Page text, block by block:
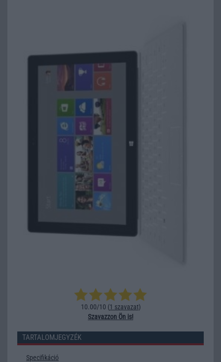
10.00/10 (1 szavazat)
Szavazzon Ön is!
TARTALOMJEGYZÉK
Specifikáció